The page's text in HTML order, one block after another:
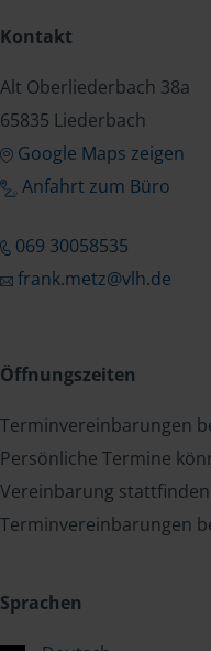
Kontakt
Alt Oberliederbach 38a
65835 Liederbach
Google Maps zeigen
Anfahrt zum Büro
069 30058535
frank.metz@vlh.de
Öffnungszeiten
Terminvereinbarungen
Persönliche Termine
Vereinbarung
Terminvereinbarungen
Sprachen